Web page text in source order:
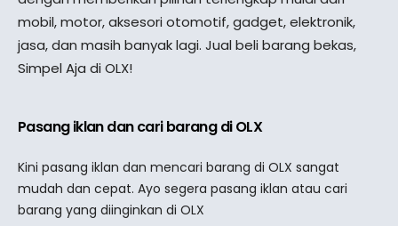
mobil, motor, aksesori otomotif, gadget, elektronik,
jasa, dan masih banyak lagi. Jual beli barang bekas,
Simpel Aja di OLX!
Pasang iklan dan cari barang di OLX
Kini pasang iklan dan mencari barang di OLX sangat
mudah dan cepat. Ayo segera pasang iklan atau cari
barang yang diinginkan di OLX